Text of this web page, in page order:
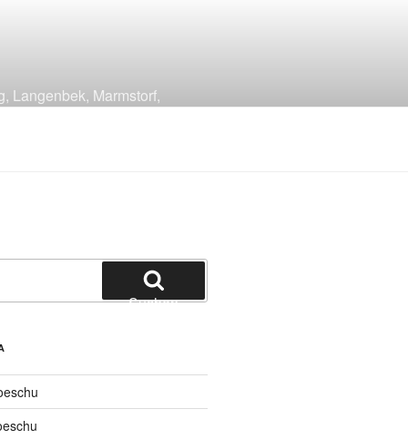
Langenbek, Marmstorf,
Suchen